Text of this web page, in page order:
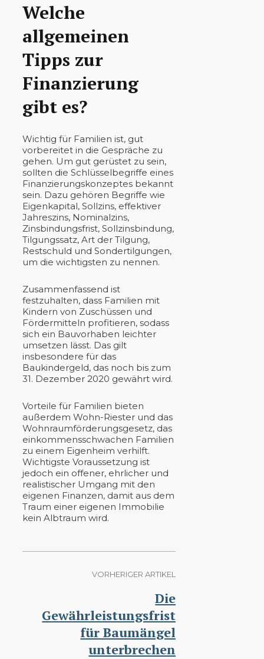
Welche
allgemeinen
Tipps zur
Finanzierung
gibt es?
Wichtig für Familien ist, gut
vorbereitet in die Gespräche zu
gehen. Um gut gerüstet zu sein,
sollten die Schlüsselbegriffe eines
Finanzierungskonzeptes bekannt
sein. Dazu gehören Begriffe wie
Eigenkapital, Sollzins, effektiver
Jahreszins, Nominalzins,
Zinsbindungsfrist, Sollzinsbindung,
Tilgungssatz, Art der Tilgung,
Restschuld und Sondertilgungen,
um die wichtigsten zu nennen.
Zusammenfassend ist
festzuhalten, dass Familien mit
Kindern von Zuschüssen und
Fördermitteln profitieren, sodass
sich ein Bauvorhaben leichter
umsetzen lässt. Das gilt
insbesondere für das
Baukindergeld, das noch bis zum
31. Dezember 2020 gewährt wird.
Vorteile für Familien bieten
außerdem Wohn-Riester und das
Wohnraumförderungsgesetz, das
einkommensschwachen Familien
zu einem Eigenheim verhilft.
Wichtigste Voraussetzung ist
jedoch ein offener, ehrlicher und
realistischer Umgang mit den
eigenen Finanzen, damit aus dem
Traum einer eigenen Immobilie
kein Albtraum wird.
VORHERIGER ARTIKEL
Die
Gewährleistungsfrist
für Baumängel
unterbrechen